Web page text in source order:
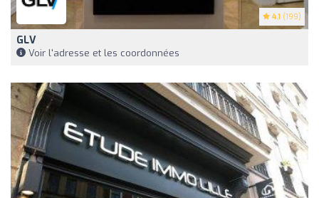
4.1 (199)
GLV
Voir l'adresse et les coordonnées